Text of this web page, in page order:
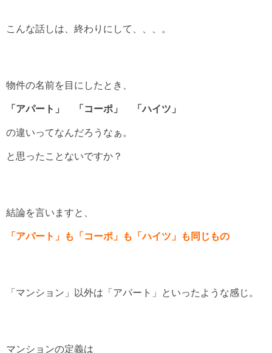
こんな話しは、終わりにして、、、。
物件の名前を目にしたとき、
「アパート」 「コーポ」 「ハイツ」
の違いってなんだろうなぁ。
と思ったことないですか？
結論を言いますと、
「アパート」も「コーポ」も「ハイツ」も 同じもの
「マンション」以外は「アパート」といったような感じ。
マンションの定義は